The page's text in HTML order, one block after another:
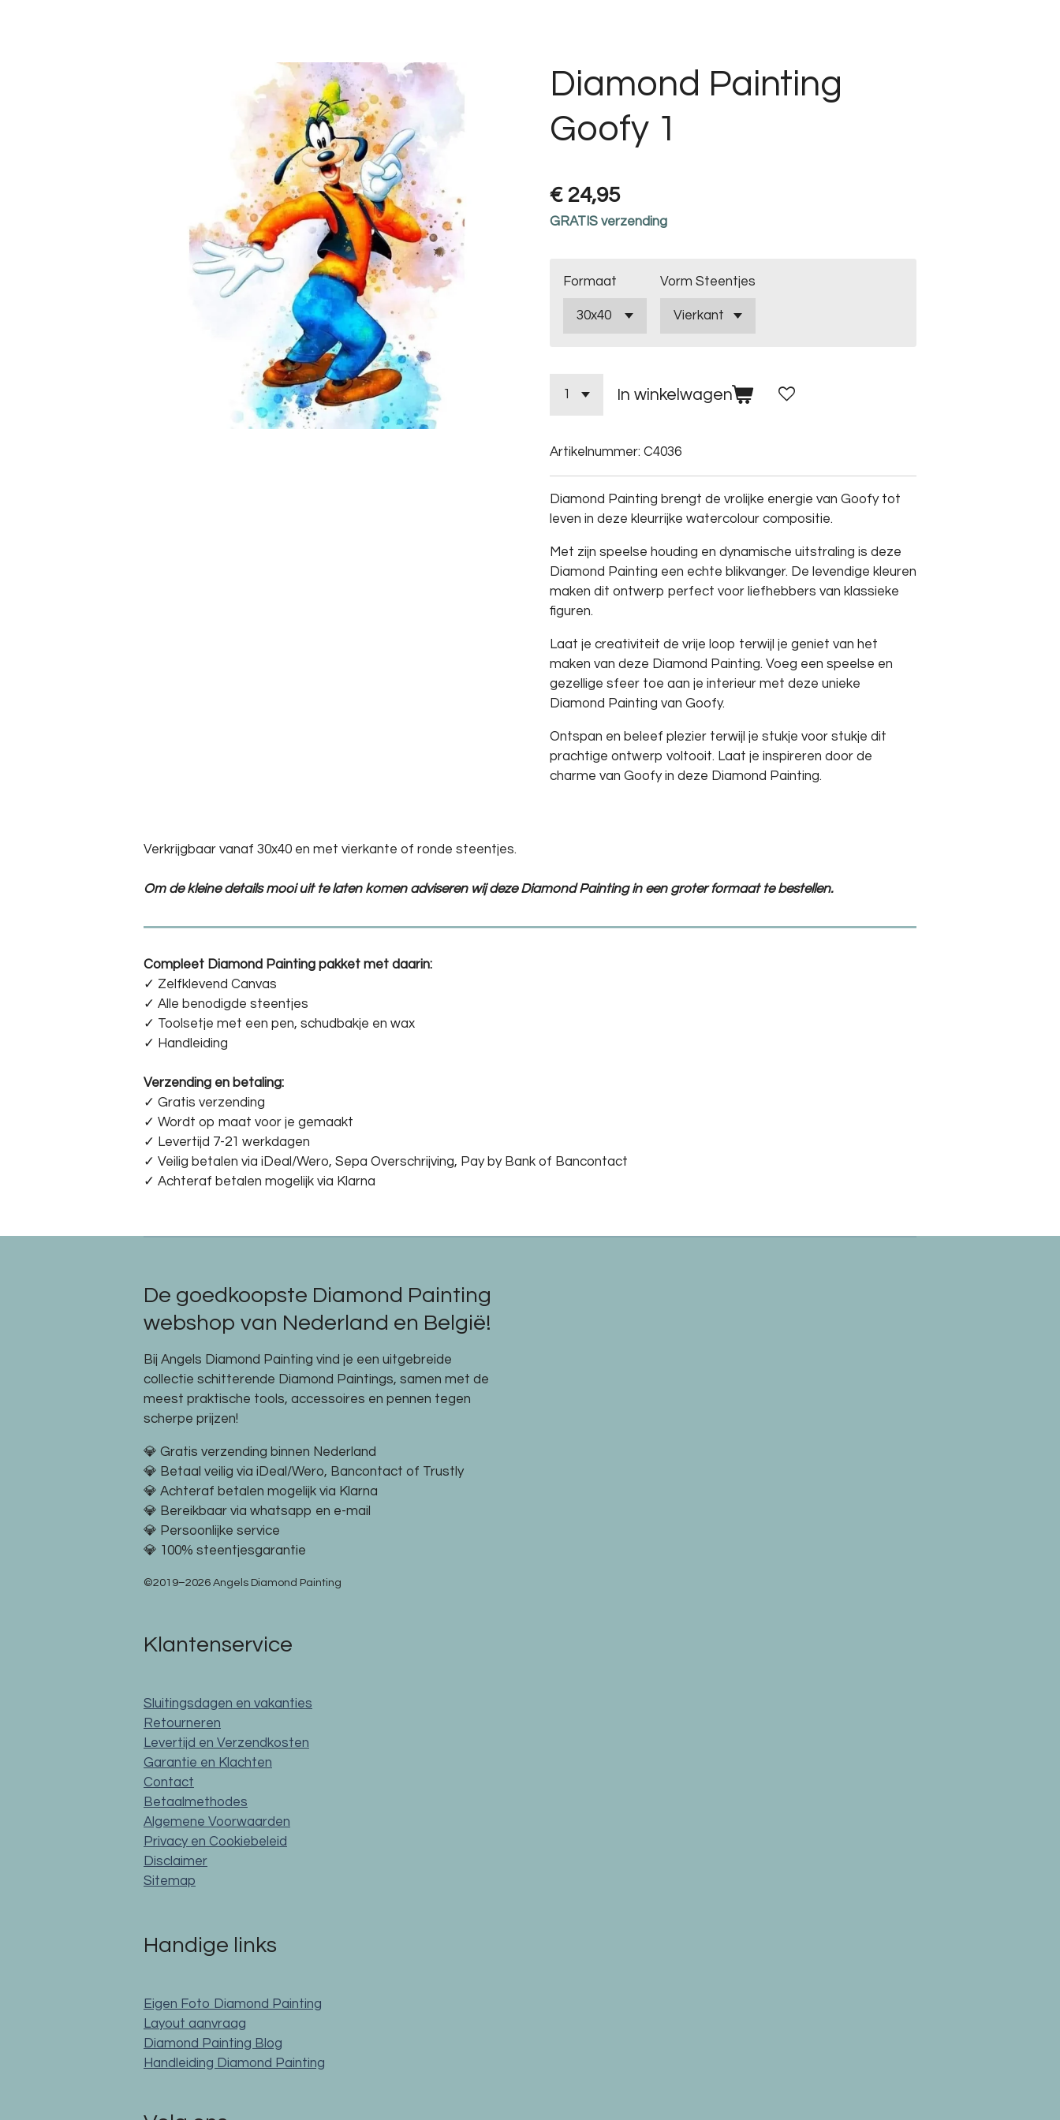
Diamond Painting
Goofy 1
€ 24,95
GRATIS verzending
Formaat Vorm Steentjes
In winkelwagen
Artikelnummer: C4036
Diamond Painting brengt de vrolijke energie van Goofy tot
leven in deze kleurrijke watercolour compositie.
Met zijn speelse houding en dynamische uitstraling is deze
Diamond Painting een echte blikvanger. De levendige kleuren
maken dit ontwerp perfect voor liefhebbers van klassieke
figuren.
Laat je creativiteit de vrije loop terwijl je geniet van het
maken van deze Diamond Painting. Voeg een speelse en
gezellige sfeer toe aan je interieur met deze unieke
Diamond Painting van Goofy.
Ontspan en beleef plezier terwijl je stukje voor stukje dit
prachtige ontwerp voltooit. Laat je inspireren door de
charme van Goofy in deze Diamond Painting.
Verkrijgbaar vanaf 30x40 en met vierkante of ronde steentjes.
Om de kleine details mooi uit te laten komen adviseren wij deze Diamond Painting in een groter formaat te bestellen.
Compleet Diamond Painting pakket met daarin:
✓ Zelfklevend Canvas
✓ Alle benodigde steentjes
✓ Toolsetje met een pen, schudbakje en wax
✓ Handleiding
Verzending en betaling:
✓ Gratis verzending
✓ Wordt op maat voor je gemaakt
✓ Levertijd 7-21 werkdagen
✓ Veilig betalen via iDeal/Wero, Sepa Overschrijving, Pay by Bank of Bancontact
✓ Achteraf betalen mogelijk via Klarna
De goedkoopste Diamond Painting
webshop van Nederland en België!
Bij Angels Diamond Painting vind je een uitgebreide
collectie schitterende Diamond Paintings, samen met de
meest praktische tools, accessoires en pennen tegen
scherpe prijzen!
💎 Gratis verzending binnen Nederland
💎 Betaal veilig via iDeal/Wero, Bancontact of Trustly
💎 Achteraf betalen mogelijk via Klarna
💎 Bereikbaar via whatsapp en e-mail
💎 Persoonlijke service
💎 100% steentjesgarantie
©2019–2026 Angels Diamond Painting
Klantenservice
Sluitingsdagen en vakanties
Retourneren
Levertijd en Verzendkosten
Garantie en Klachten
Contact
Betaalmethodes
Algemene Voorwaarden
Privacy en Cookiebeleid
Disclaimer
Sitemap
Handige links
Eigen Foto Diamond Painting
Layout aanvraag
Diamond Painting Blog
Handleiding Diamond Painting